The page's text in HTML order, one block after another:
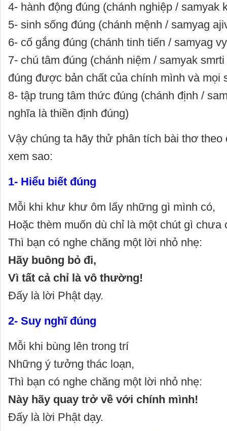
4- hành động đúng (chánh nghiệp / samyak
5- sinh sống đúng (chánh mệnh / samyag
6- cố gắng đúng (chánh tinh tiến / samyag
7- chú tâm đúng (chánh niệm / samyak
đúng được bản chất của chính mình và mọi
8- tập trung tâm thức đúng (chánh định /
nghĩa là thiền định đúng)
Vậy chúng ta hãy thử phân tích bài thơ theo
xem sao:
1- Hiểu biết đúng
Mỗi khi khư khư ôm lấy những gì
Hoặc thèm muốn dù chỉ là một chút gì chưa
Thì bạn có nghe chăng một lời nhỏ nhẹ:
Hãy buông bỏ đi,
Vì tất cả chỉ là vô thường!
Đấy là lời Phật dạy.
2- Suy nghĩ đúng
Mỗi khi bùng lên trong trí
Những ý tưởng thác loạn,
Thì bạn có nghe chăng một lời nhỏ nhẹ:
Này hãy quay trở về với chính mình!
Đấy là lời Phật dạy.